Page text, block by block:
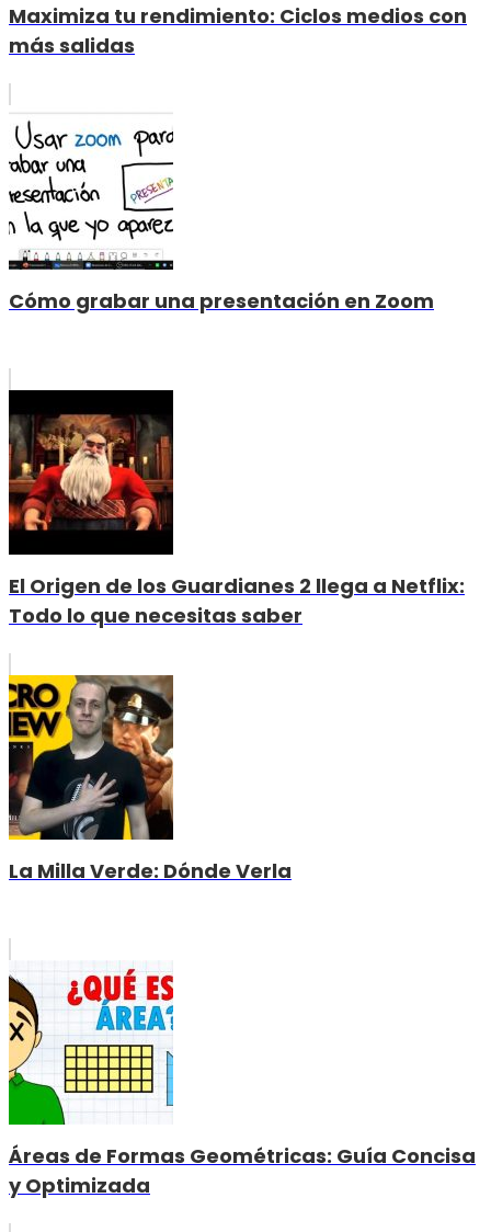
Maximiza tu rendimiento: Ciclos medios con
más salidas
Cómo grabar una presentación en Zoom
El Origen de los Guardianes 2 llega a Netflix:
Todo lo que necesitas saber
La Milla Verde: Dónde Verla
Áreas de Formas Geométricas: Guía Concisa
y Optimizada